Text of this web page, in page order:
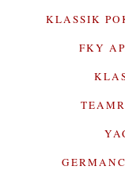
KLASSIK
FKY